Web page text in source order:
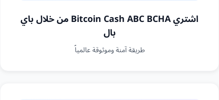
اشتري Bitcoin Cash ABC BCHA من خلال باي
بال
طريقة آمنة وموثوقة عالمياً